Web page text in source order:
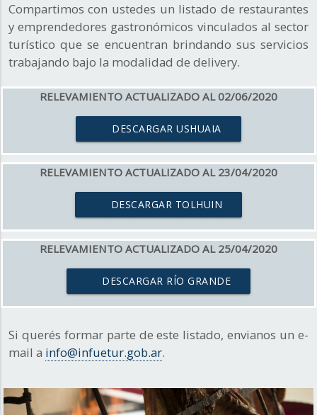
Compartimos con ustedes un listado de restaurantes
y emprendedores gastronómicos vinculados al sector
turístico que se encuentran brindando sus servicios
trabajando bajo la modalidad de delivery.
RELEVAMIENTO ACTUALIZADO AL 02/06/2020
DESCARGAR USHUAIA
RELEVAMIENTO ACTUALIZADO AL 23/04/2020
DESCARGAR TOLHUIN
RELEVAMIENTO ACTUALIZADO AL 25/04/2020
DESCARGAR RÍO GRANDE
Si querés formar parte de este listado, envianos un e-
mail a info@infuetur.gob.ar.